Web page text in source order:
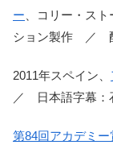
ー 、コリー・ス
ション製作 ／
2011年スペイン、
／ 日本語字幕：
第84回アカデミ